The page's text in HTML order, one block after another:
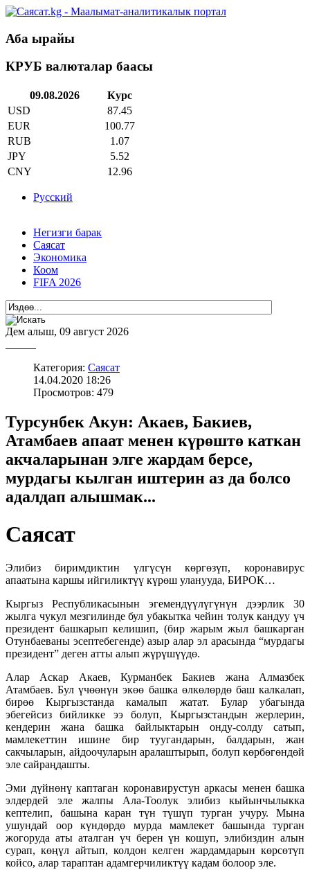
Аба ырайы
КРУБ валюталар баасы
09.08.2026
Курс
USD
87.45
EUR
100.77
RUB
1.07
JPY
5.52
CNY
12.96
Русский
Негизги барак
Саясат
Экономика
Коом
FIFA 2026
Дем алыш, 09 август 2026
Категория: Саясат
14.04.2020 18:26
Просмотров: 479
Турсунбек Акун: Акаев, Бакиев,
Атамбаев апаат менен күрөштө каткан
акчаларынан элге жардам берсе,
мурдагы кылган иштерин аз да болсо
адалдап алышмак...
Саясат
Элибиз биримдиктин үлгүсүн кɵргɵзүп, коронавирус
апаатына каршы ийгиликтүү күрɵш уланууда, БИРОК…
Кыргыз Республикасынын эгемендүүлүгүнүн дээрлик 30
жылга чукул мезгилинде бул убакытка чейин толук кандуу үч
президент башкарып келишип, (бир жарым жыл башкарган
Отунбаеваны эсептебегенде) азыр алар эл арасында “мурдагы
президент” деген атты алып жүрүшүүдɵ.
Алар Аскар Акаев, Курманбек Бакиев жана Алмазбек
Атамбаев. Бул үчɵɵнүн экɵɵ башка ɵлкɵлɵрдɵ баш калкалап,
бирɵɵ Кыргызстанда камалып жатат. Булар убагында
эбегейсиз бийликке ээ болуп, Кыргызстандын жерлерин,
кендерин жана башка байлыктарын онду-солду сатып,
мамлекеттин ишине бир туугандарын, балдарын, жан
сакчыларын, айдоочуларын аралаштырып, болуп кɵрбɵгɵндɵй
эле сайраңдашты.
Эми дүйнɵнү каптаган коронавирустун аркасы менен башка
элдердей эле жалпы Ала-Тоолук элибиз кыйынчылыкка
кептелип, башына каран түн түшүп турган учуру. Мына
ушундай оор күндɵрдɵ мурда мамлекет башында турган
жогоруда аты аталган үч берен үн кошуп, элибиздин алын
сурап, кɵңүл айтып, колдон келген жардамдарын кɵрсɵтүп
койсо, алар тараптан адамгерчиликтүү кадам болоор эле.